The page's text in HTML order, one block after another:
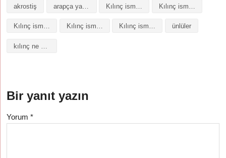
akrostiş arapça yazılışı
Kılınç isminin baş harfleriyle şiir Kılınç isminin kökeni Kılınç isminin numerolojisi ünlüler
Bir yanıt yazın
Yorum*